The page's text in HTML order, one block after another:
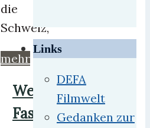
die
Schweiz,
mehr
Westdeutsches
Fastenritual
Links
DEFA
Filmwelt
Gedanken zur